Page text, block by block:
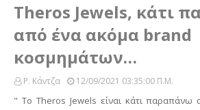
Theros Jewels, κάτι
από ένα ακόμα brand
κοσμημάτων…
Ρ. Κάντζα 12/09/2021 03:35:00 Π.μ.
" To Theros Jewels είναι κάτι